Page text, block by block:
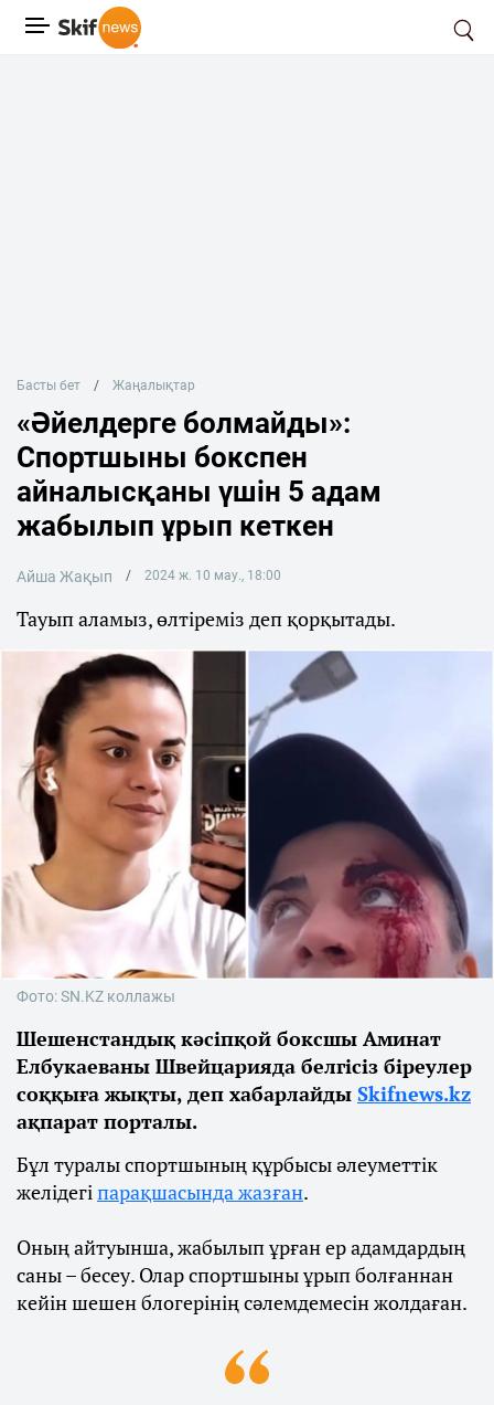
Басты бет Жаңалықтар
«Әйелдерге болмайды»:
Спортшыны бокспен
айналысқаны үшін 5 адам
жабылып ұрып кеткен
Айша Жақып 2024 ж. 10 мау., 18:00
Тауып аламыз, өлтіреміз деп қорқытады.
Фото: SN.KZ коллажы
Шешенстандық кәсіпқой боксшы Аминат
Елбукаеваны Швейцарияда белгісіз біреулер
соққыға жықты, деп хабарлайды Skifnews.kz
ақпарат порталы.
Бұл туралы спортшының құрбысы әлеуметтік
желідегі парақшасында жазған.
Оның айтуынша, жабылып ұрған ер адамдардың
саны – бесеу. Олар спортшыны ұрып болғаннан
кейін шешен блогерінің сәлемдемесін жолдаған.